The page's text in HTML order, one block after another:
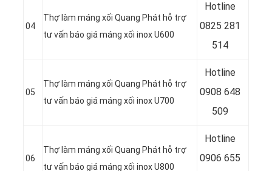
04
Thợ làm máng xối Quang Phát hỗ trợ
tư vấn báo giá máng xối inox U600
Hotline
0825 281
514
05
Thợ làm máng xối Quang Phát hỗ trợ
tư vấn báo giá máng xối inox U700
Hotline
0908 648
509
06
Thợ làm máng xối Quang Phát hỗ trợ
tư vấn báo giá máng xối inox U800
Hotline
0906 655